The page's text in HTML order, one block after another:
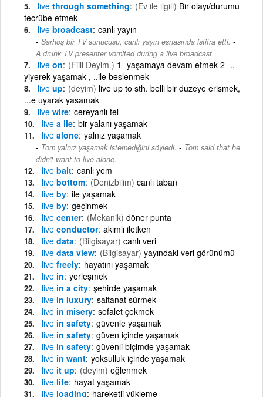
live through something (Ev ile ilgili) Bir olayı/durumu
tecrübe etmek
live broadcast canlı yayın
Sarhoş bir TV sunucusu, canlı yayın esnasında istifra etti. -
A drunk TV presenter vomited during a live broadcast.
live on (Fiili Deyim ) 1- yaşamaya devam etmek 2- ..
yiyerek yaşamak , ..ile beslenmek
live up (deyim) live up to sth. belli bir duzeye erismek,
...e uyarak yasamak
live wire cereyanlı tel
live a lie bir yalanı yaşamak
live alone yalnız yaşamak
Tom yalnız yaşamak istemediğini söyledi. - Tom said that he
didn't want to live alone.
live bait canlı yem
live bottom (Denizbilim) canlı taban
live by ile yaşamak
live by geçinmek
live center (Mekanik) döner punta
live conductor akımlı iletken
live data (Bilgisayar) canlı veri
live data view (Bilgisayar) yayındaki veri görünümü
live freely hayatını yaşamak
live in yerleşmek
live in a city şehirde yaşamak
live in luxury saltanat sürmek
live in misery sefalet çekmek
live in safety güvenle yaşamak
live in safety güven içinde yaşamak
live in safety güvenli biçimde yaşamak
live in want yoksulluk içinde yaşamak
live it up (deyim) eğlenmek
live life hayat yaşamak
live loading hareketli yükleme